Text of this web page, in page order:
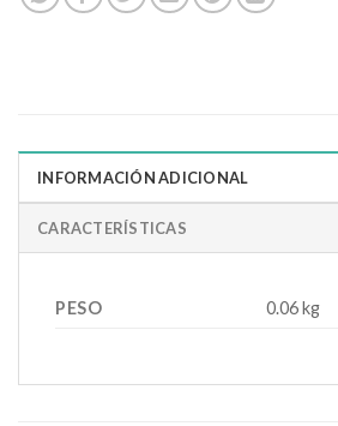
INFORMACIÓN ADICIONAL
CARACTERÍSTICAS
PESO 0.06 kg